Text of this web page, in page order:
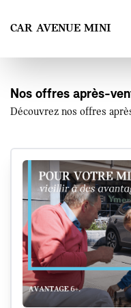
CAR AVENUE MINI
Nos offres après-
Découvrez nos offres